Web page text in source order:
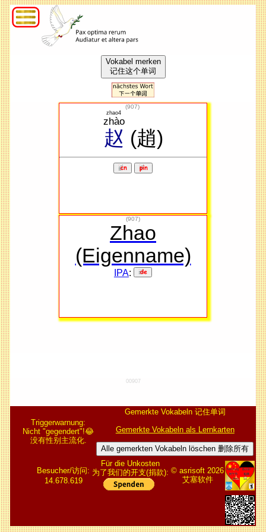
Vokabel merken
记住这个单词
(907)
赵
zhào
zhao4
(趙)
(907)
Zhao
(Eigenname)
IPA:
00907
Triggerwarnung:
Nicht "gegendert"!😂
没有性别主流化.
Gemerkte Vokabeln 记住单词
Gemerkte Vokabeln als Lernkarten
Alle gemerkten Vokabeln löschen 删除所有
Besucher/访问:
14.678.619
Für die Unkosten
为了我们的开支(捐款): © asrisoft 2026
艾塞软件